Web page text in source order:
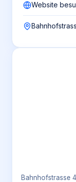
Website
Bahnhofstrasse